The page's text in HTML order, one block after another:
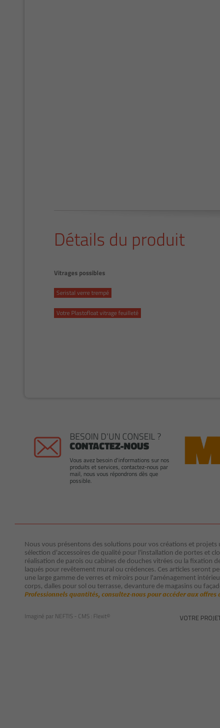
Détails du produit
Vitrages possibles
Seristal verre trempé
Votre Plastofloat vitrage feuilleté
BESOIN D'UN CONSEIL ?
CONTACTEZ-NOUS
Vous avez besoin d'informations sur nos
produits et services, contactez-nous par
mail, nous vous répondrons dès que
possible.
Nous vous présentons des solutions pour vos créations et projets
sélection d'accessoires de qualité pour l'installation de portes et
réalisation de parois ou cabines de douches vitrées ou la fixation
laqués pour revêtement mural ou crédences. Ces articles seront
une large gamme de verres et miroirs pour l'aménagement
corps, dalles pour sol ou terrasse, devanture de magasins ou
Professionnels quantités, consultez-nous pour accéder aux offres
Imaginé par NEFTIS - CMS : Flexit© VOTRE